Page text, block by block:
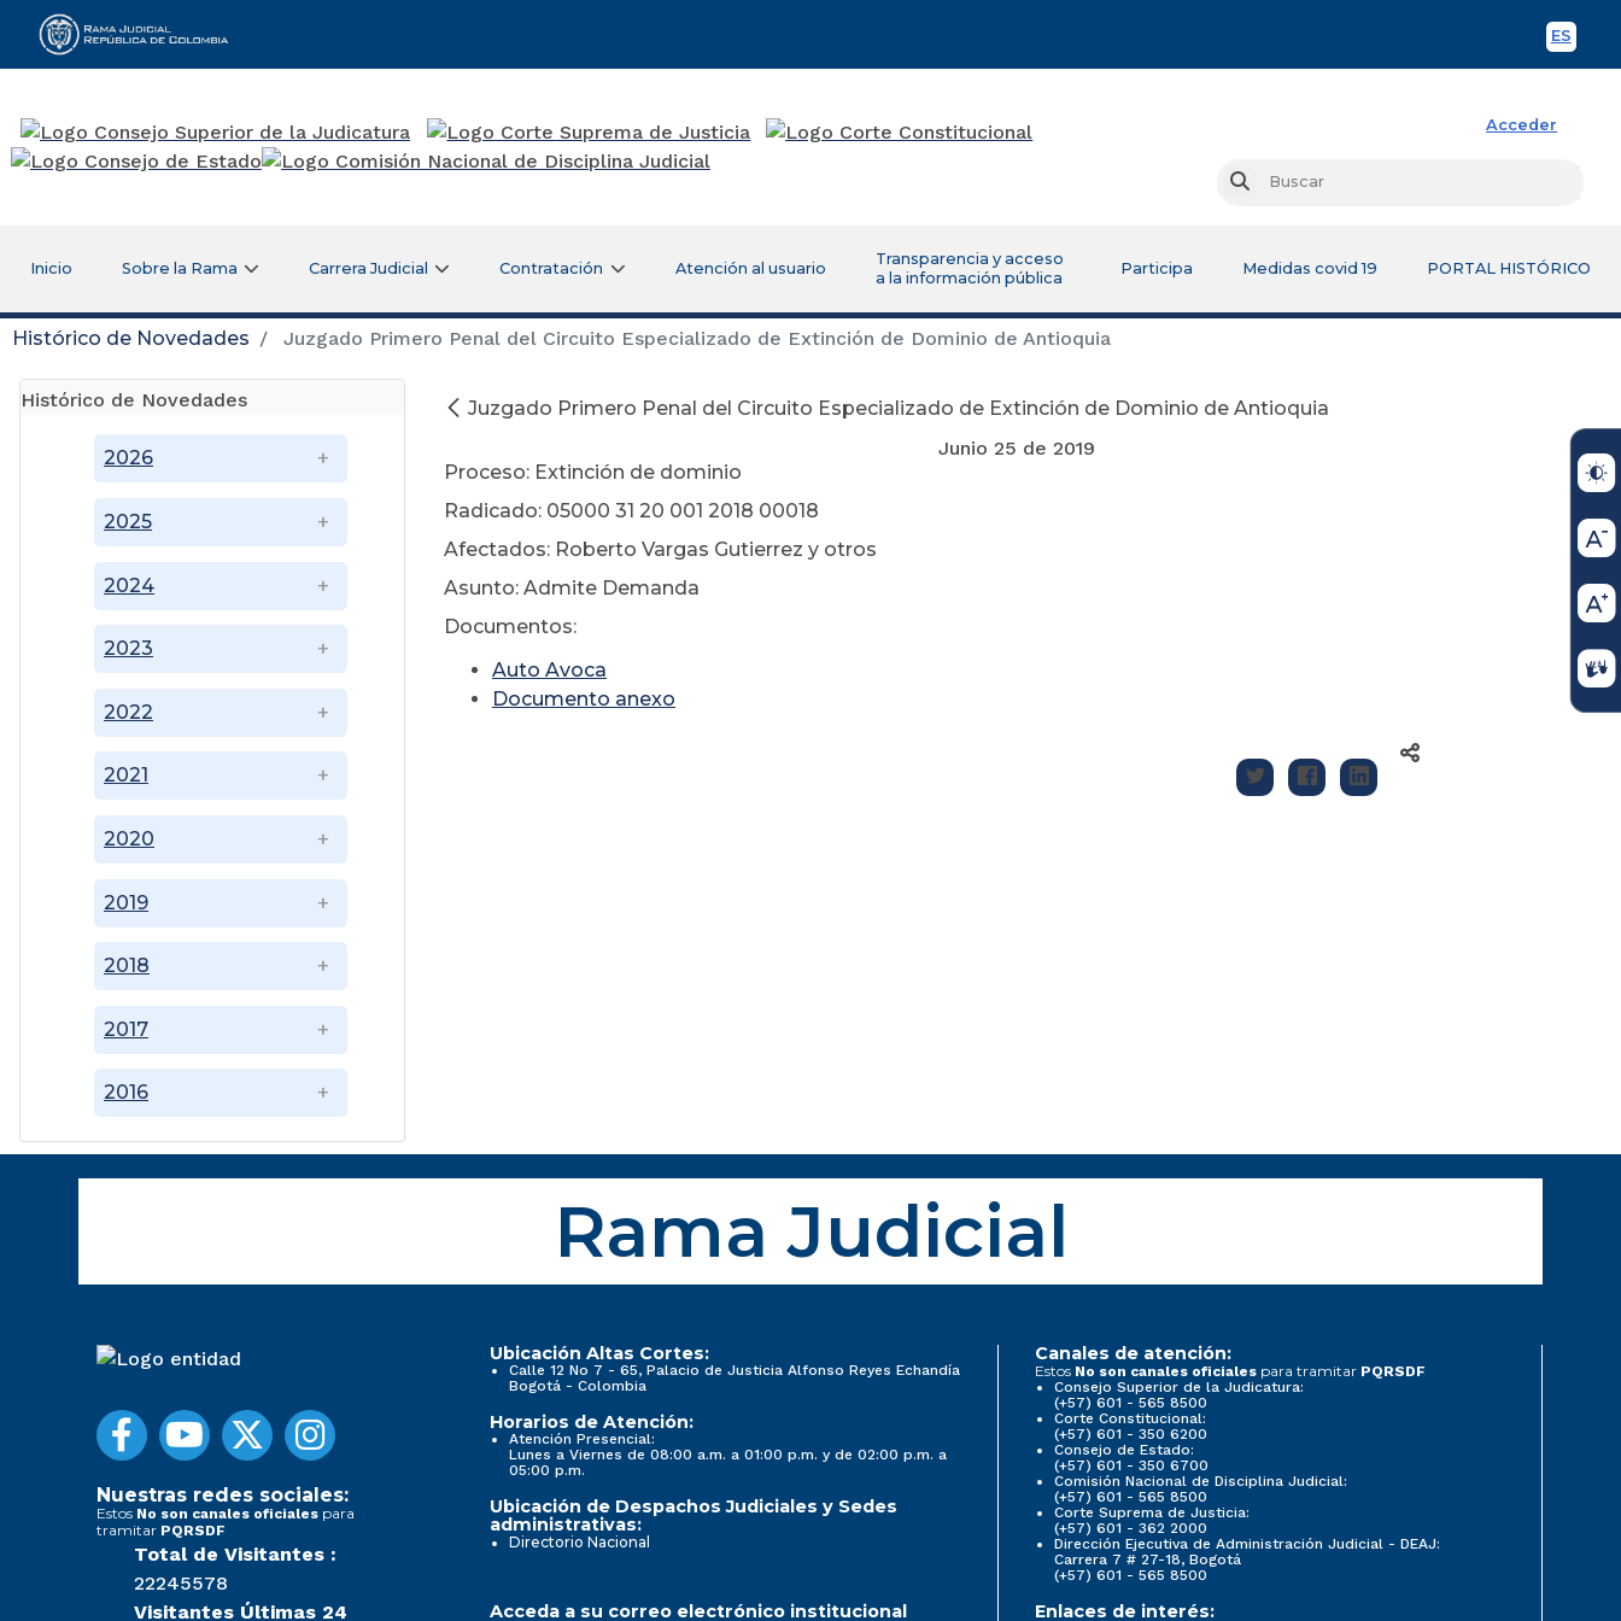
ES
Rama Judicial
Acceder
Buscar
Inicio Sobre la Rama Carrera Judicial Contratación Atención al usuario
Transparencia y acceso
a la información pública
Participa Medidas covid 19 PORTAL HISTÓRICO
Histórico de Novedades Juzgado Primero Penal del Circuito Especializado de Extinción de Dominio de Antioquia
Histórico de Novedades
2016
2017
2018
2019
2020
2021
2022
2023
2024
2025
2026
Juzgado Primero Penal del Circuito Especializado de Extinción de Dominio de Antioquia
Junio 25 de 2019
Proceso: Extinción de dominio
Radicado: 05000 31 20 001 2018 00018
Afectados: Roberto Vargas Gutierrez y otros
Asunto: Admite Demanda
Documentos:
Auto Avoca
Documento anexo
Rama Judicial
Nuestras redes sociales:
Estos No son canales oficiales para
tramitar PQRSDF
Total de Visitantes :
22245578
Visitantes Últimas 24
Ubicación Altas Cortes:
Calle 12 No 7 - 65, Palacio de Justicia Alfonso Reyes Echandía
Bogotá - Colombia
Horarios de Atención:
Atención Presencial:
Lunes a Viernes de 08:00 a.m. a 01:00 p.m. y de 02:00 p.m. a
05:00 p.m.
Ubicación de Despachos Judiciales y Sedes
administrativas:
Directorio Nacional
Canales de atención:
Estos No son canales oficiales para tramitar PQRSDF
Consejo Superior de la Judicatura:
(+57) 601 - 565 8500
Corte Constitucional:
(+57) 601 - 350 6200
Consejo de Estado:
(+57) 601 - 350 6700
Comisión Nacional de Disciplina Judicial:
(+57) 601 - 565 8500
Corte Suprema de Justicia:
(+57) 601 - 362 2000
Dirección Ejecutiva de Administración Judicial - DEAJ:
Carrera 7 # 27-18, Bogotá
(+57) 601 - 565 8500
Acceda a su correo electrónico institucional Enlaces de interés: